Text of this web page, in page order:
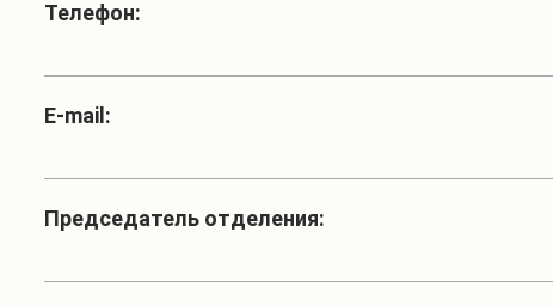
Телефон:
Е-mail:
Председатель отделения: